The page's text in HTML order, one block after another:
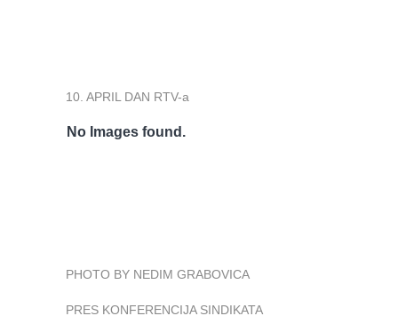
10. APRIL DAN RTV-a
No Images found.
PHOTO BY NEDIM GRABOVICA
PRES KONFERENCIJA SINDIKATA